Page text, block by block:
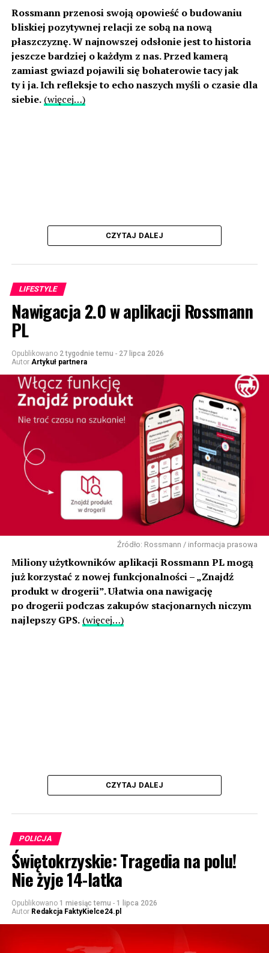
Rossmann przenosi swoją opowieść o budowaniu
bliskiej pozytywnej relacji ze sobą na nową
płaszczyznę. W najnowszej odsłonie jest to historia
jeszcze bardziej o każdym z nas. Przed kamerą
zamiast gwiazd pojawili się bohaterowie tacy jak
ty i ja. Ich refleksje to echo naszych myśli o czasie dla
siebie. (więcej…)
CZYTAJ DALEJ
LIFESTYLE
Nawigacja 2.0 w aplikacji Rossmann
PL
Opublikowano 2 tygodnie temu - 27 lipca 2026
Autor Artykuł partnera
Źródło: Rossmann / informacja prasowa
Miliony użytkowników aplikacji Rossmann PL mogą
już korzystać z nowej funkcjonalności – „Znajdź
produkt w drogerii”. Ułatwia ona nawigację
po drogerii podczas zakupów stacjonarnych niczym
najlepszy GPS. (więcej…)
CZYTAJ DALEJ
POLICJA
Świętokrzyskie: Tragedia na polu!
Nie żyje 14-latka
Opublikowano 1 miesiąc temu - 1 lipca 2026
Autor Redakcja FaktyKielce24.pl